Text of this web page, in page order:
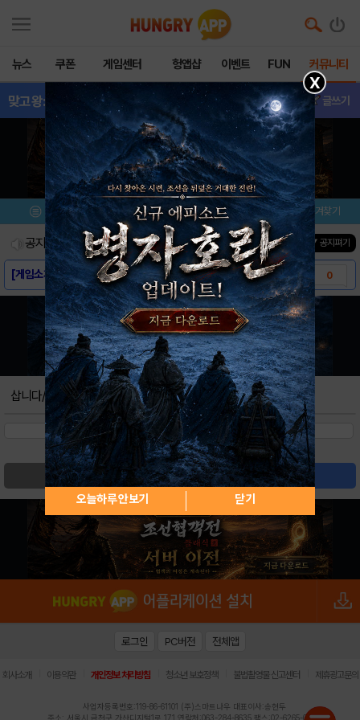
뉴스 쿠폰 게임센터 헝앱샵 이벤트 FUN 커뮤니티
맞고왕:신분상승고스 - 삽니다/팝니다 글쓰기
메뉴 이벤트/미션 설치/평가 즐겨찾기
공지사항 진행중인 이벤트0건 ▼ 공지펴기
[게임소개] - 맞고왕 : 신분상승 고스톱 모.. 0
[다운로드링크] - 맞고왕 : 신분상승 고스톱..
[스크린샷] - 맞고왕 : 신분상승 고스톱 모..
삽니다/팝니다
검색 글쓰기
X
오늘하루 안보기 닫기
로그인 PC버전 전체앱
회사소개 이용약관 개인정보 처리방침 청소년 보호정책 불법촬영물 신고센터 제휴광고문의
사업자등록번호:119-86-61101 (주)스마트나우 대표이사:송현두
주소: 서울시 금천구 가산디지털1로 171 연락처:063-284-8635 팩스:02-6265-0377